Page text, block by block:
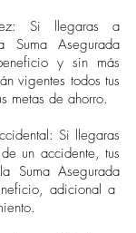
Si llegaras a
Suma Asegurada
y sin más
vigentes todos tus
metas de ahorro.
Si llegaras
un accidente, tus
Suma Asegurada
adicional a